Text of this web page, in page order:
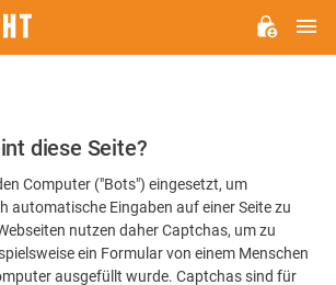
diese Seite?
Computer ("Bots") eingesetzt, um
automatische Eingaben auf einer Seite zu
nutzen daher Captchas, um zu
ein Formular von einem Menschen
ausgefüllt wurde. Captchas sind für